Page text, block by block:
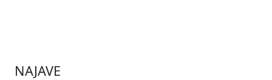
NAJAVE